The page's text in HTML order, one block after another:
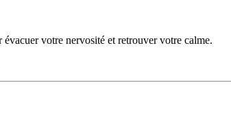
votre nervosité et retrouver votre calme.